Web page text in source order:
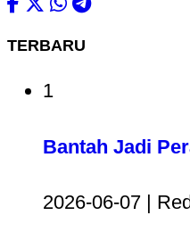
TERBARU
1
Bantah Jadi
2026-06-07 |